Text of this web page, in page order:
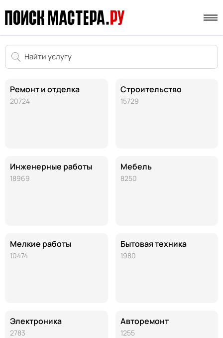
Ремонт и отделка
20724
Инженерные работы
18969
Мелкие работы
10474
Электроника
2783
Строительство
15729
Мебель
8250
Бытовая техника
1980
Авторемонт
1255